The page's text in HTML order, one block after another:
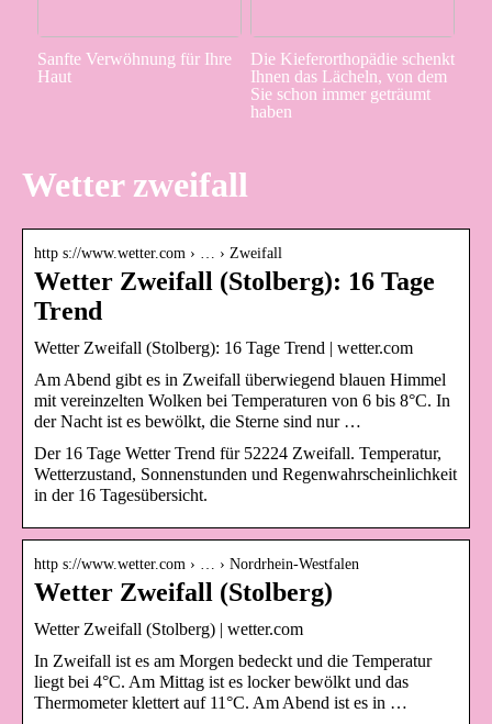
Sanfte Verwöhnung für Ihre
Haut
Die Kieferorthopädie schenkt
Ihnen das Lächeln, von dem
Sie schon immer geträumt
haben
Wetter zweifall
http s://www.wetter.com › … › Zweifall
Wetter Zweifall (Stolberg): 16 Tage
Trend
Wetter Zweifall (Stolberg): 16 Tage Trend | wetter.com
Am Abend gibt es in Zweifall überwiegend blauen Himmel
mit vereinzelten Wolken bei Temperaturen von 6 bis 8°C. In
der Nacht ist es bewölkt, die Sterne sind nur …
Der 16 Tage Wetter Trend für 52224 Zweifall. Temperatur,
Wetterzustand, Sonnenstunden und Regenwahrscheinlichkeit
in der 16 Tagesübersicht.
http s://www.wetter.com › … › Nordrhein-Westfalen
Wetter Zweifall (Stolberg)
Wetter Zweifall (Stolberg) | wetter.com
In Zweifall ist es am Morgen bedeckt und die Temperatur
liegt bei 4°C. Am Mittag ist es locker bewölkt und das
Thermometer klettert auf 11°C. Am Abend ist es in …